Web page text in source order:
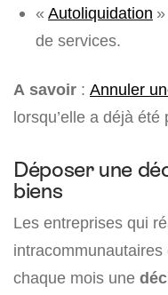
« Autoliquidation
de services.
A savoir : Annuler
lorsqu’elle a déjà
Déposer une
biens
Les entreprises qui
chaque mois une